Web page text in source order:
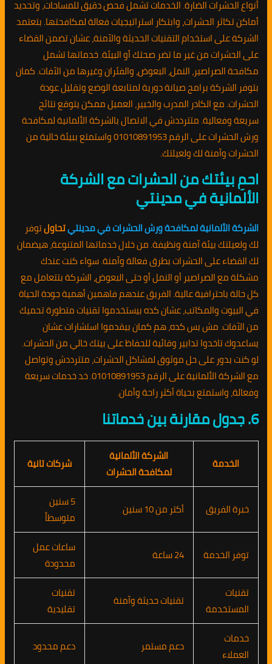
أنواع الحشرات الضارة. الخدمات تشمل فحص دقيق للمساحات، وتحديد
أماكن تكاثر الحشرات، وابتكار استراتيجيات فعالة لمكافحتها. بتعتمد
الشركة على استخدام التقنيات الحديثة والآمنة، عشان تضمن القضاء
على الحشرات من غير ما تضر صحتك أو البيئة. خدماتها تشمل
مكافحة الصراصير، النمل، البعوض، والفئران وغيرها من الآفات. كمان
بتوفر الشركة برامج صيانة دورية لمتابعة الوضع وتقليل عودة
الحشرات. مع الكادر المدرب والخبير، العميل ممكن يتوقع نتائج
سريعة وفعالية. متترددش في الاتصال بالشركة الألمانية لمكافحة
ورش الحشرات على الرقم 01010891953 واستمتع ببيئة خالية من
الحشرات وآمنة لك ولعيلتك.
احمِ بيئتك من الحشرات مع الشركة
الألمانية في مدينتي
الشركة الألمانية لمكافحة ورش الحشرات في مدينتيتحاولتوفر
لك ولعيلتك بيئة آمنة ونظيفة. من خلال خدماتها المتنوعة، هيضمان
لك القضاء على الحشرات بطرق فعالة وآمنة. سواء كنت عندك
مشكلة مع الصراصير أو النمل أو حتى البعوض، الشركة بتتعامل مع
كل حالة باحترافية عالية. الفريق عندهم فاهمين أهمية جودة الحياة
في البيوت والمكاتب، عشان كده بيستخدموا تقنيات متطورة تحميك
من الآفات. مش بس كده، هم كمان بيقدموا استشارات عشان
يساعدوك تاخدوا تدابير وقائية للحفاظ على بيتك خالي من الحشرات.
لو كنت بدور على حل موثوق لمشاكل الحشرات، متترددش وتواصل
مع الشركة الألمانية على الرقم 01010891953. خد خدمات سريعة
وفعالة، واستمتع بحياة أكثر راحة وأمان.
6. جدول مقارنة بين خدماتنا
الخدمة
الشركة الألمانية
لمكافحة الحشرات
شركات تانية
خبرة الفريق أكتر من 10 سنين
5 سنين
متوسطاً
توفر الخدمة 24 ساعة
ساعات عمل
محدودة
تقنيات
المستخدمة
تقنيات حديثة وآمنة
تقنيات
تقليدية
خدمات
العملاء
دعم مستمر دعم محدود